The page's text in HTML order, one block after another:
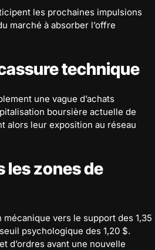
les prochaines impulsions
marché à absorber l’offre
technique
une vague d’achats
boursière actuelle de
alors leur exposition au réseau
les zones de
vers le support des 1,35
psychologique des 1,20 $.
d’ordres avant une nouvelle